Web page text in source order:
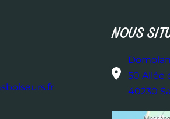
NOUS
50 Allée
40230